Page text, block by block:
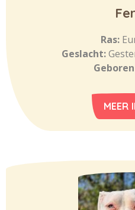
Ras:
Geslacht:
MEER